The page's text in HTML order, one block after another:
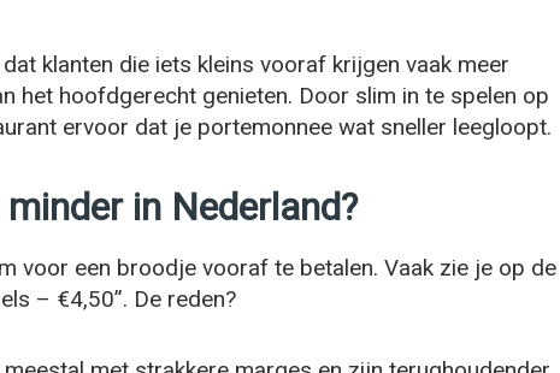
klanten die iets kleins vooraf krijgen vaak meer
het hoofdgerecht genieten. Door slim in te spelen op
ervoor dat je portemonnee wat sneller leegloopt.
in Nederland?
voor een broodje vooraf te betalen. Vaak zie je op de
– €4,50”. De reden?